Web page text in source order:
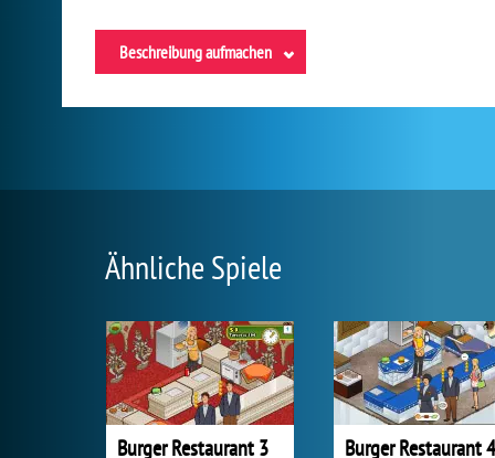
Beschreibung aufmachen
Ähnliche Spiele
Burger Restaurant 3 Burger Restaurant 4